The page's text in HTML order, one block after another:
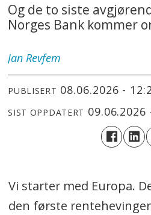
Og de to siste
Norges Bank kommer
Jan Revfem
PUBLISERT 08.06.2026 -
SIST OPPDATERT
Vi starter med Europa.
den første